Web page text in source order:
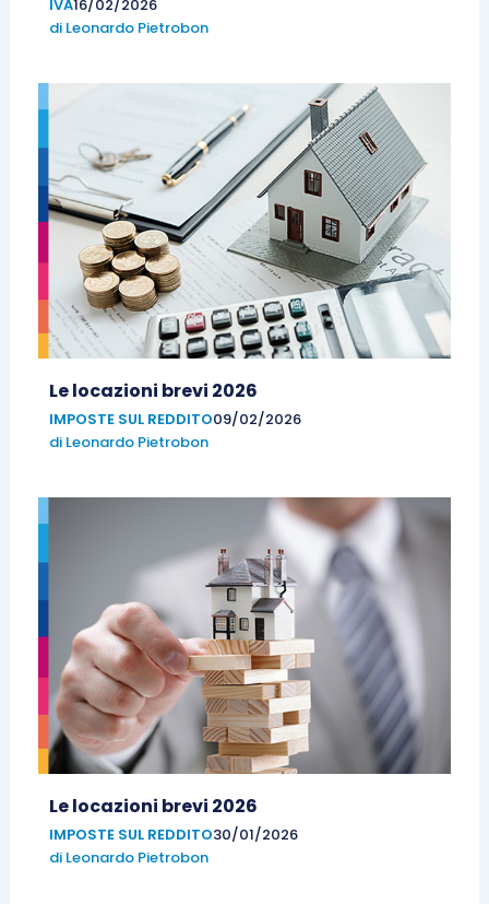
IVA16/02/2026
di Leonardo Pietrobon
Le locazioni brevi 2026
IMPOSTE SUL REDDITO09/02/2026
di Leonardo Pietrobon
Le locazioni brevi 2026
IMPOSTE SUL REDDITO30/01/2026
di Leonardo Pietrobon